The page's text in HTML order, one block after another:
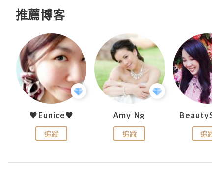
推薦博客
♥Eunice♥
追蹤
Amy Ng
追蹤 追蹤